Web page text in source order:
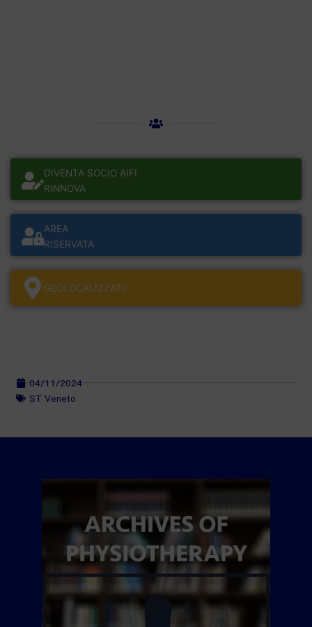
DIVENTA SOCIO AIFI
RINNOVA
AREA
RISERVATA
GEOLOCALÌZZATI
04/11/2024
ST Veneto